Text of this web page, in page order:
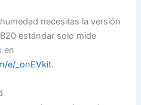
necesitas la versión
estándar solo mide
en
e/_onEVkit.